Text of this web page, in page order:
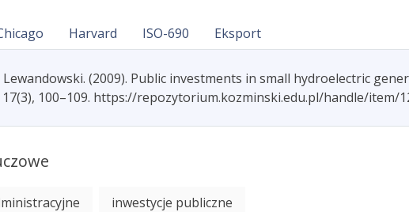
Harvard ISO-690 Eksport
Lewandowski. (2009). Public investments in small hydroelectric
17(3), 100–109. https://repozytorium.kozminski.edu.pl/handle/item/
inwestycje publiczne